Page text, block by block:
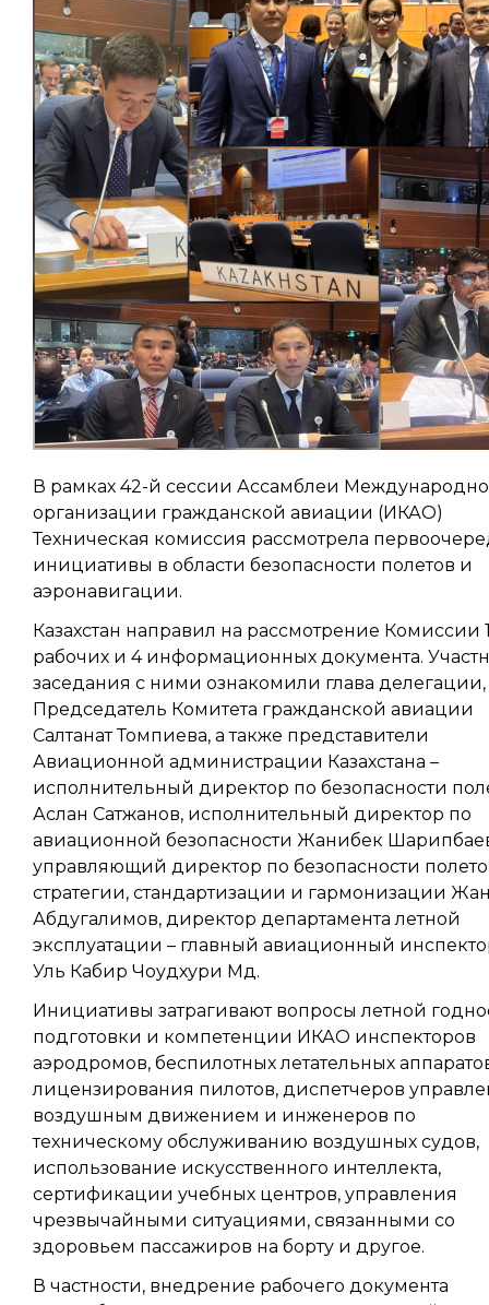
В рамках 42-й сессии Ассамблеи
организации гражданской авиации (ИКАО)
Техническая комиссия рассмотрела
инициативы в области безопасности полетов и
аэронавигации.
Казахстан направил на рассмотрение Комиссии
рабочих и 4 информационных документа.
заседания с ними ознакомили глава делегации,
Председатель Комитета гражданской авиации
Салтанат Томпиева, а также представители
Авиационной администрации Казахстана –
исполнительный директор по безопасности
Аслан Сатжанов, исполнительный директор по
авиационной безопасности Жанибек
управляющий директор по безопасности
стратегии, стандартизации и гармонизации
Абдугалимов, директор департамента летной
эксплуатации – главный авиационный
Уль Кабир Чоудхури Мд.
Инициативы затрагивают вопросы летной
подготовки и компетенции ИКАО инспекторов
аэродромов, беспилотных летательных
лицензирования пилотов, диспетчеров
воздушным движением и инженеров по
техническому обслуживанию воздушных судов,
использование искусственного интеллекта,
сертификации учебных центров, управления
чрезвычайными ситуациями, связанными со
здоровьем пассажиров на борту и другое.
В частности, внедрение рабочего документа